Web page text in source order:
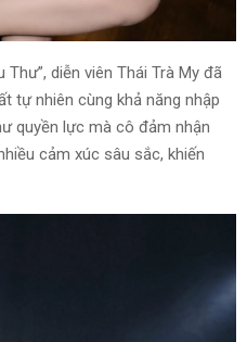
diễn viên Thái Trà My đã
tự nhiên cùng khả năng nhập
quyền lực mà cô đảm nhận
cảm xúc sâu sắc, khiến